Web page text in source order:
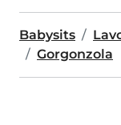
Babysits
Gorgonzola